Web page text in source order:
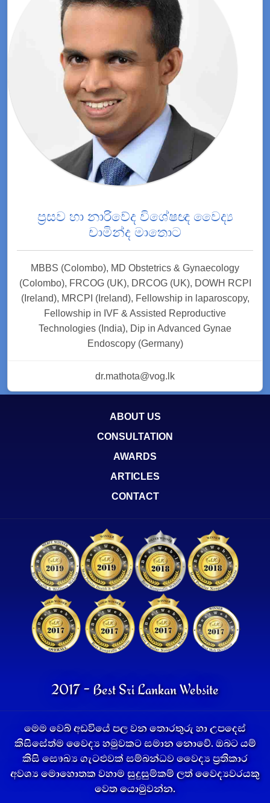
ප්‍රසව හා නාරිවේද විශේෂඥ වෛද්‍ය
චාමින්ද මාතොට
MBBS (Colombo), MD Obstetrics & Gynaecology
(Colombo), FRCOG (UK), DRCOG (UK), DOWH RCPI
(Ireland), MRCPI (Ireland), Fellowship in laparoscopy,
Fellowship in IVF & Assisted Reproductive
Technologies (India), Dip in Advanced Gynae
Endoscopy (Germany)
dr.mathota@vog.lk
ABOUT US
CONSULTATION
AWARDS
ARTICLES
CONTACT
2017 - Best Sri Lankan Website
මෙම වෙබ් අඩවියේ පල වන තොරතුරු හා උපදෙස්
කිසිසේත්ම වෛද්‍ය හමුවකට සමාන නොවේ. ඔබට යම්
කිසි සෞඛ්‍ය ගැටළුවක් සම්බන්ධව වෛද්‍ය ප්‍රතිකාර
අවශ්‍ය මොහොතක වහාම සුදුසුම්කම් ලත් වෛද්‍යවරයකු
වෙත යොමුවන්න.